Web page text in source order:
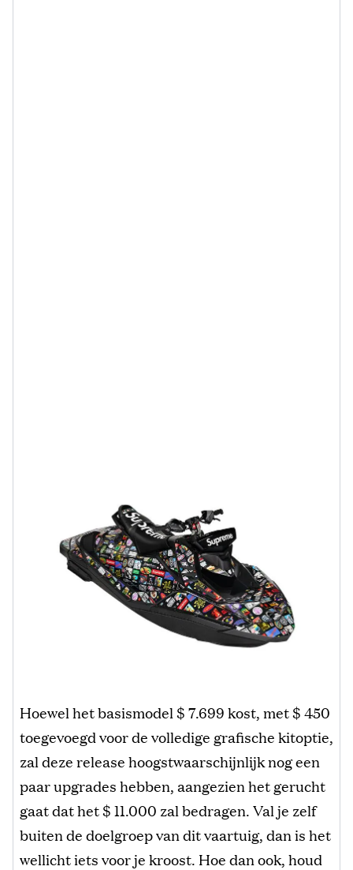
Hoewel het basismodel $ 7.699 kost, met $ 450
toegevoegd voor de volledige grafische kitoptie,
zal deze release hoogstwaarschijnlijk nog een
paar upgrades hebben, aangezien het gerucht
gaat dat het $ 11.000 zal bedragen. Val je zelf
buiten de doelgroep van dit vaartuig, dan is het
wellicht iets voor je kroost. Hoe dan ook, houd